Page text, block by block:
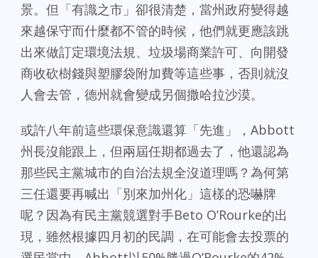
景。但「有識之市」卻很清楚，當州政府變得越
來越保守而什麼都不管的時候，他們就更應該跳
出來做訂定環境法規、垃圾場商業許可、向開發
商收砍樹錢與塑膠袋附加費等這些事，否則就沒
人會去管，德州就會變成另個撒哈拉沙漠。
或許八年前這些環保意識還算「先進」，Abbott
州長沒能跟上，但兩屆任期都過去了，他還認為
那些民主黨城市的自治法規全沒道理嗎？為何第
三任還要再喊出「別來加州化」這樣的恐嚇牌
呢？因為有民主黨競選對手Beto O’Rourke的出
現，雖然根據四月初的民調，在可能會去投票的